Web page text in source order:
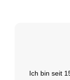
Ich bin seit